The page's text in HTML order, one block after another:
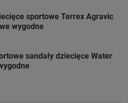
sportowe Terrex Agravic
wygodne
sandały dziecięce Water